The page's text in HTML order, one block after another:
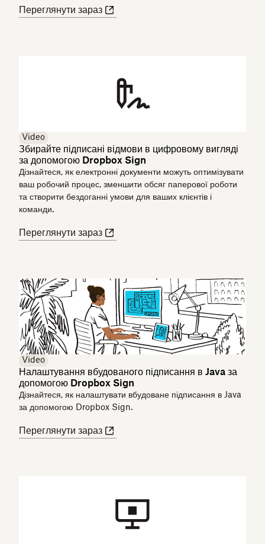
Переглянути зараз
Video
Збирайте підписані відмови в цифровому вигляді
за допомогою Dropbox Sign
Дізнайтеся, як електронні документи можуть оптимізувати
ваш робочий процес, зменшити обсяг паперової роботи
та створити бездоганні умови для ваших клієнтів і
команди.
Переглянути зараз
Video
Налаштування вбудованого підписання в Java за
допомогою Dropbox Sign
Дізнайтеся, як налаштувати вбудоване підписання в Java
за допомогою Dropbox Sign.
Переглянути зараз